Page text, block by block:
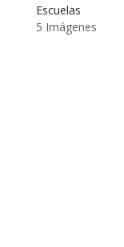
Escuelas
5 Imágenes